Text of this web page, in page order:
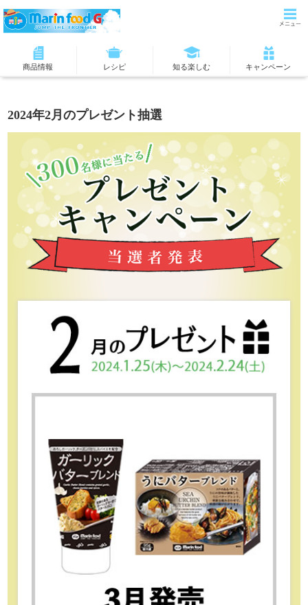
商品情報 レシピ 知る楽しむ キャンペーン
2024年2月のプレゼント抽選